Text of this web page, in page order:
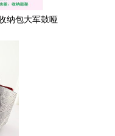
纳包大军鼓哑